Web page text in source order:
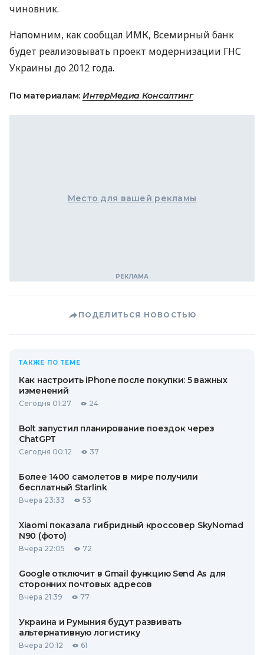
чиновник.
Напомним, как сообщал ИМК, Всемирный банк
будет реализовывать проект модернизации ГНС
Украины до 2012 года.
По материалам: ИнтерМедиа Консалтинг
Место для вашей рекламы
ПОДЕЛИТЬСЯ НОВОСТЬЮ
ТАКЖЕ ПО ТЕМЕ
Как настроить iPhone после покупки: 5 важных
изменений
Сегодня 01:27 24
Bolt запустил планирование поездок через
ChatGPT
Сегодня 00:12 37
Более 1400 самолетов в мире получили
бесплатный Starlink
Вчера 23:33 53
Xiaomi показала гибридный кроссовер SkyNomad
N90 (фото)
Вчера 22:05 72
Google отключит в Gmail функцию Send As для
сторонних почтовых адресов
Вчера 21:39 77
Украина и Румыния будут развивать
альтернативную логистику
Вчера 20:12 61